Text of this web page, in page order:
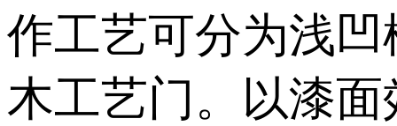
作工艺可分为浅
木工艺门。以漆